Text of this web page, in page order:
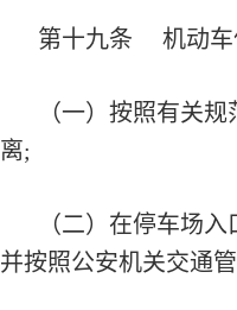
第十九条 机动车
（一）按照有关
离;
（二）在停车场
并按照公安机关交通